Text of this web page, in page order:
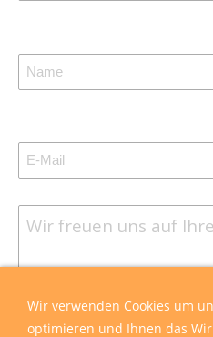
Wir verwenden Cookies um
optimieren und Ihnen das